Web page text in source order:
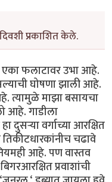
प्रकाशित केले.
एका फलाटावर उभा आहे.
घोषणा झाली आहे.
त्यामुळे माझा बसायचा
आहे. गाडीला
दुसऱ्या वर्गाच्या आरक्षित
चढावे
आहे. पण वास्तव
प्रवाशांची